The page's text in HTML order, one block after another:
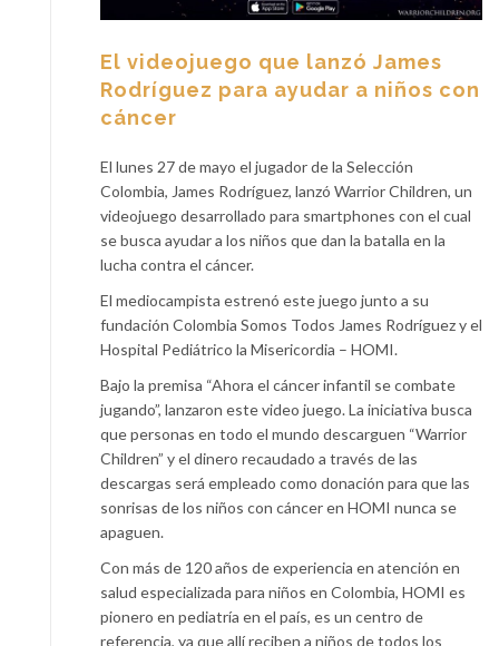
El videojuego que lanzó James
Rodríguez para ayudar a niños con
cáncer
El lunes 27 de mayo el jugador de la Selección
Colombia, James Rodríguez, lanzó Warrior Children, un
videojuego desarrollado para smartphones con el cual
se busca ayudar a los niños que dan la batalla en la
lucha contra el cáncer.
El mediocampista estrenó este juego junto a su
fundación Colombia Somos Todos James Rodríguez y el
Hospital Pediátrico la Misericordia – HOMI.
Bajo la premisa “Ahora el cáncer infantil se combate
jugando”, lanzaron este video juego. La iniciativa busca
que personas en todo el mundo descarguen “Warrior
Children” y el dinero recaudado a través de las
descargas será empleado como donación para que las
sonrisas de los niños con cáncer en HOMI nunca se
apaguen.
Con más de 120 años de experiencia en atención en
salud especializada para niños en Colombia, HOMI es
pionero en pediatría en el país, es un centro de
referencia, ya que allí reciben a niños de todos los